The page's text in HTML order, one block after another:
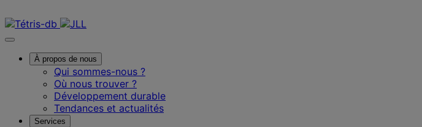
À propos de nous
Qui sommes-nous ?
Où nous trouver ?
Développement durable
Tendances et actualités
Services